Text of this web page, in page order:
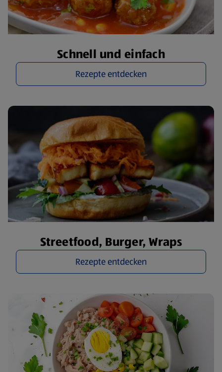
Schnell und einfach
Rezepte entdecken
Streetfood, Burger, Wraps
Rezepte entdecken